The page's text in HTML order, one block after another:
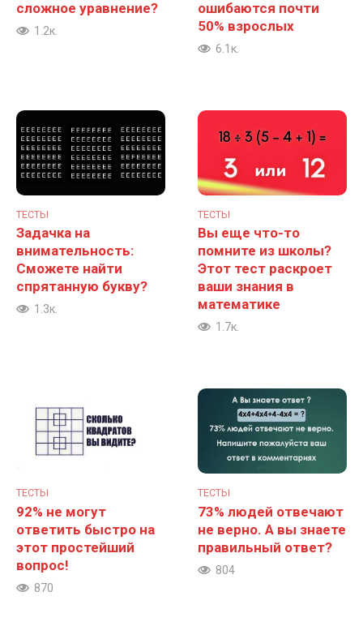
сложное уравнение?
1.2к.
ошибаются почти
50% взрослых
6.1к.
ТЕСТЫ
Задачка на
внимательность:
Сможете найти
спрятанную букву?
1.3к.
ТЕСТЫ
Вы еще что-то
помните из школы?
Этот тест раскроет
ваши знания в
математике
1.7к.
ТЕСТЫ
92% не могут
ответить быстро на
этот простейший
вопрос!
870
ТЕСТЫ
73% людей отвечают
не верно. А вы знаете
правильный ответ?
804